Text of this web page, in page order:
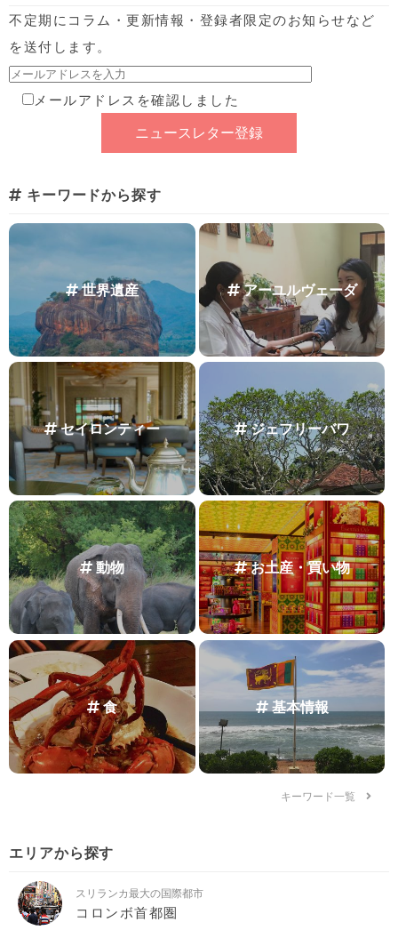
不定期にコラム・更新情報・登録者限定のお知らせなど
を送付します。
メールアドレスを確認しました
キーワードから探す
世界遺産 アーユルヴェーダ
セイロンティー ジェフリーバワ
動物 お土産・買い物
食 基本情報
キーワード一覧
エリアから探す
スリランカ最大の国際都市
コロンボ首都圏